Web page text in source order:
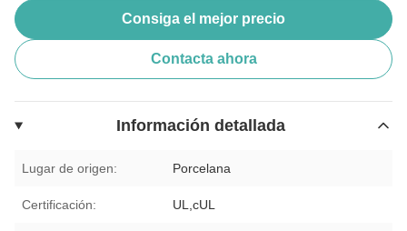
Consiga el mejor precio
Contacta ahora
Información detallada
Lugar de origen: Porcelana
Certificación: UL,cUL